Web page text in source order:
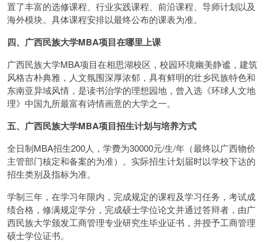
置了丰富的选修课程、行业实践课程、前沿课程、导师计划以及
海外模块。具体课程安排以最终公布的课表为准。
四、广西民族大学MBA项目在哪里上课
广西民族大学MBA项目在相思湖校区，校园环境幽美静谧，建筑
风格古朴典雅，人文氛围深厚浓郁，具有鲜明的壮乡民族特色和
东南亚异域风情，是读书治学的理想园地，曾入选《环球人文地
理》中国九所最富有诗情画意的大学之一。
五、广西民族大学MBA项目招生计划与培养方式
全日制MBA招生200人，学费为30000元/生/年（最终以广西物价
主管部门核定和备案的为准）。实际招生计划届时以学校下达的
招生类别及指标为准。
学制三年，在学习年限内，完成规定的课程及学习任务，考试成
绩合格，修满规定学分，完成硕士学位论文并通过答辩者，由广
西民族大学颁发工商管理专业研究生毕业证书，并授予工商管理
硕士学位证书。